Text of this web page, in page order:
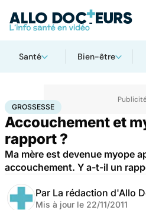
Santé Bien-être
AccueilFamille Grossesse Grossesse
GROSSESSE
Accouchement et
rapport ?
Ma mère est devenue myope
accouchement. Y a-t-il un
Par La rédaction d'Allo
Mis à jour le 22/11/2011